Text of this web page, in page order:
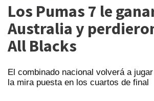
Los Pumas 7 le
Australia y
All Blacks
El combinado nacional volverá a
la mira puesta en los cuartos de final